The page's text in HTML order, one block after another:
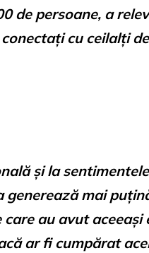
de persoane, a
cu ceilalți
și la
generează mai
au avut aceeași
ar fi cumpărat